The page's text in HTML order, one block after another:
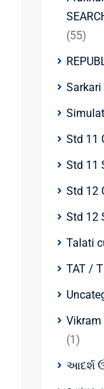
(55)
Sarkari
Std 11
Std 11
Std 12
Std 12
Talati
TAT /
Vikram
(1)
આદર્શ